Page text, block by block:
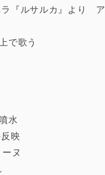
『ルサルカ』より ア
で歌う
噴水
映
ーヌ